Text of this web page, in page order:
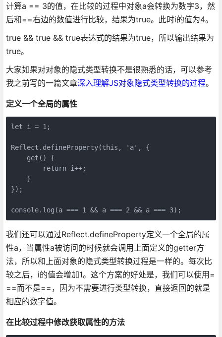
计算a == 3的值，在比较的过程中对象a会转换为数字3，然
后和==右边的数值进行比较，结果为true。此时i的值为4。
true && true && true表达式的结果为true，所以输出结果为
true。
大家如果对对象的隐式类型转换不是很熟悉的话，可以参考
我之前写的一篇文章深入理解JS对象隐式类型转换的过程。
定义一个全局的属性
let i = 1;
Reflect.defineProperty(this, 'a', {
    get() {
        return i++;
    }
});
console.log(a === 1 && a === 2 && a === 3);
我们还可以通过Reflect.defineProperty定义一个全局的属
性a，当属性a被访问的时候就会调用上面定义的getter方
法，所以和上面对象的隐式类型转换过程是一样的。每次比
较之后，i的值会增加1。这个方案的好处是，我们可以使用=
==而不是==，因为不需要进行类型转换，直接返回的就是
相应的数字值。
在比较过程中修改获取属性的方法